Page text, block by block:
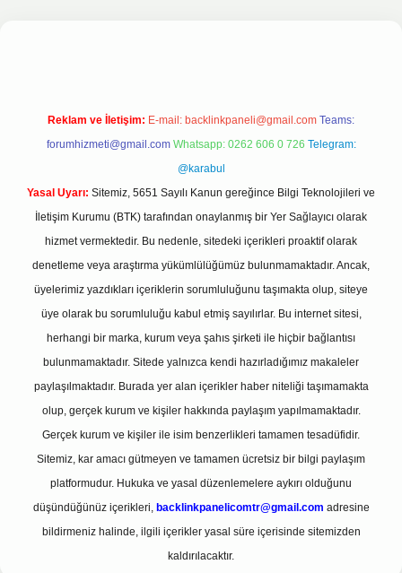
Reklam ve İletişim: E-mail: backlinkpaneli@gmail.com Teams:
forumhizmeti@gmail.com Whatsapp: 0262 606 0 726 Telegram:
@karabul
Yasal Uyarı: Sitemiz, 5651 Sayılı Kanun gereğince Bilgi Teknolojileri ve
İletişim Kurumu (BTK) tarafından onaylanmış bir Yer Sağlayıcı olarak
hizmet vermektedir. Bu nedenle, sitedeki içerikleri proaktif olarak
denetleme veya araştırma yükümlülüğümüz bulunmamaktadır. Ancak,
üyelerimiz yazdıkları içeriklerin sorumluluğunu taşımakta olup, siteye
üye olarak bu sorumluluğu kabul etmiş sayılırlar. Bu internet sitesi,
herhangi bir marka, kurum veya şahıs şirketi ile hiçbir bağlantısı
bulunmamaktadır. Sitede yalnızca kendi hazırladığımız makaleler
paylaşılmaktadır. Burada yer alan içerikler haber niteliği taşımamakta
olup, gerçek kurum ve kişiler hakkında paylaşım yapılmamaktadır.
Gerçek kurum ve kişiler ile isim benzerlikleri tamamen tesadüfidir.
Sitemiz, kar amacı gütmeyen ve tamamen ücretsiz bir bilgi paylaşım
platformudur. Hukuka ve yasal düzenlemelere aykırı olduğunu
düşündüğünüz içerikleri, backlinkpanelicomtr@gmail.com adresine
bildirmeniz halinde, ilgili içerikler yasal süre içerisinde sitemizden
kaldırılacaktır.